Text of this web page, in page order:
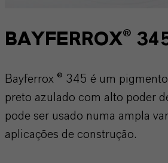
BAYFERROX®
Bayferrox ® 345 é um
preto azulado com alto poder
pode ser usado numa ampla
aplicações de construção.